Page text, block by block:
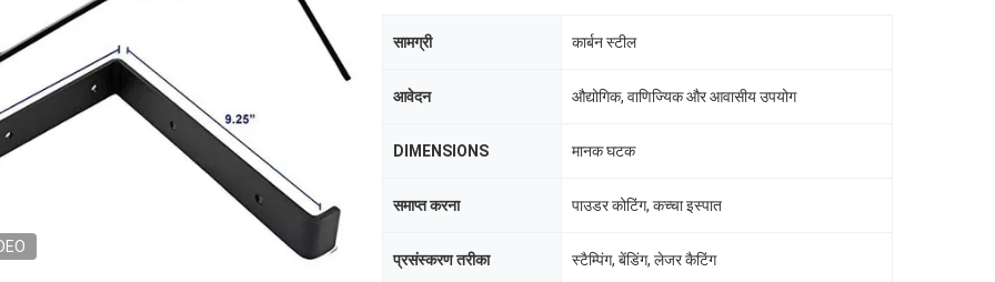
सामग्री कार्बन स्टील
आवेदन औद्योगिक, वाणिज्यिक और आवासीय उपयोग
DIMENSIONS मानक घटक
समाप्त करना पाउडर कोटिंग, कच्चा इस्पात
प्रसंस्करण तरीका स्टैम्पिंग, बेंडिंग, लेजर कैटिंग